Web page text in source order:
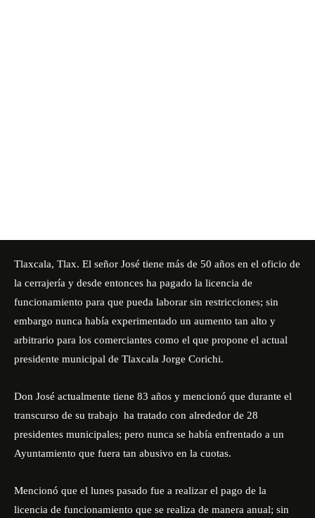
Tlaxcala, Tlax. El señor José tiene más de 50 años en el oficio de
la cerrajería y desde entonces ha pagado la licencia de
funcionamiento para que pueda laborar sin restricciones; sin
embargo nunca había experimentado un aumento tan alto y
arbitrario para los comerciantes como el que propone el actual
presidente municipal de Tlaxcala Jorge Corichi.
Don José actualmente tiene 83 años y mencionó que durante el
transcurso de su trabajo ha tratado con alrededor de 28
presidentes municipales; pero nunca se había enfrentado a un
Ayuntamiento que fuera tan abusivo en la cuotas.
Mencionó que el lunes pasado fue a realizar el pago de la
licencia de funcionamiento que se realiza de manera anual; sin